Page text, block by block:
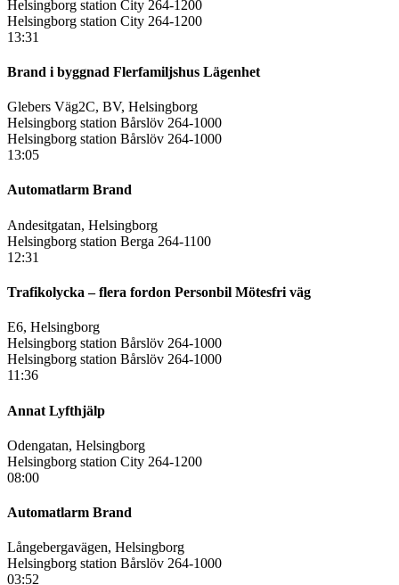
Helsingborg station City 264-1200
Helsingborg station City 264-1200
13:31
Brand i byggnad Flerfamiljshus Lägenhet
Glebers Väg2C, BV, Helsingborg
Helsingborg station Bårslöv 264-1000
Helsingborg station Bårslöv 264-1000
13:05
Automatlarm Brand
Andesitgatan, Helsingborg
Helsingborg station Berga 264-1100
12:31
Trafikolycka – flera fordon Personbil Mötesfri väg
E6, Helsingborg
Helsingborg station Bårslöv 264-1000
Helsingborg station Bårslöv 264-1000
11:36
Annat Lyfthjälp
Odengatan, Helsingborg
Helsingborg station City 264-1200
08:00
Automatlarm Brand
Långebergavägen, Helsingborg
Helsingborg station Bårslöv 264-1000
03:52